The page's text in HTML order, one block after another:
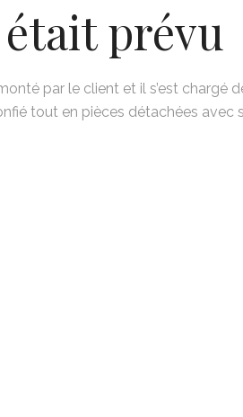
prévu
par le client et il s’est chargé
tout en pièces détachées avec